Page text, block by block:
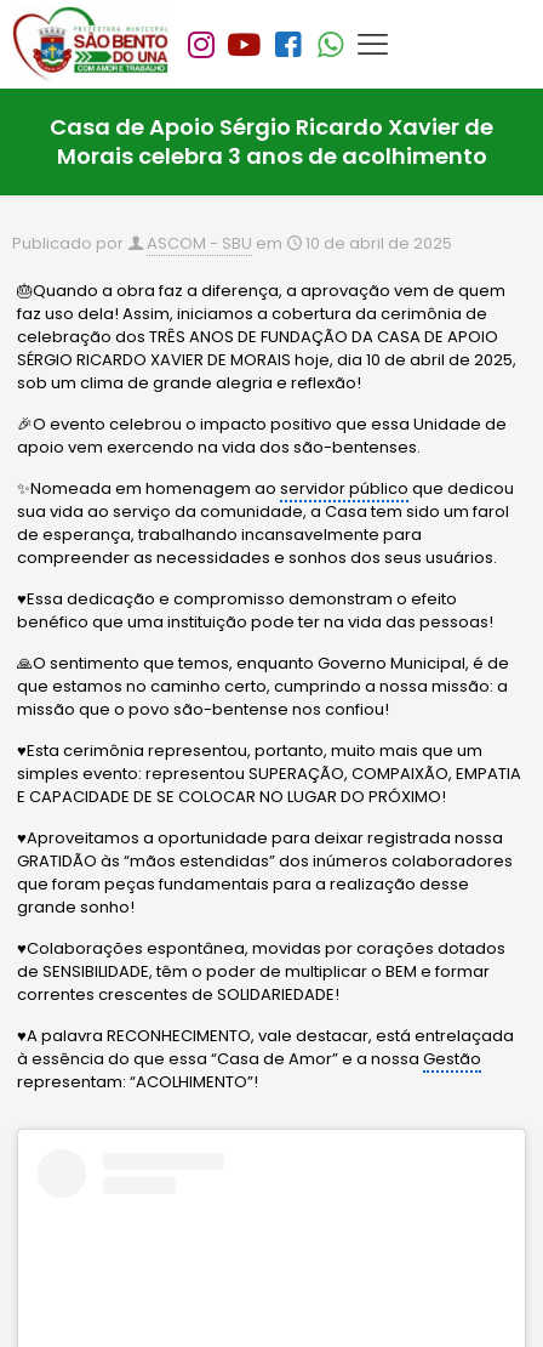
Casa de Apoio Sérgio Ricardo Xavier de
Morais celebra 3 anos de acolhimento
Publicado por ASCOM - SBU em 10 de abril de 2025
🎂Quando a obra faz a diferença, a aprovação vem de quem
faz uso dela! Assim, iniciamos a cobertura da cerimônia de
celebração dos TRÊS ANOS DE FUNDAÇÃO DA CASA DE APOIO
SÉRGIO RICARDO XAVIER DE MORAIS hoje, dia 10 de abril de 2025,
sob um clima de grande alegria e reflexão!
🎉O evento celebrou o impacto positivo que essa Unidade de
apoio vem exercendo na vida dos são-bentenses.
✨Nomeada em homenagem aoservidor público que dedicou
sua vida ao serviço da comunidade, a Casa tem sido um farol
de esperança, trabalhando incansavelmente para
compreender as necessidades e sonhos dos seus usuários.
♥️Essa dedicação e compromisso demonstram o efeito
benéfico que uma instituição pode ter na vida das pessoas!
🙏O sentimento que temos, enquanto Governo Municipal, é de
que estamos no caminho certo, cumprindo a nossa missão: a
missão que o povo são-bentense nos confiou!
♥️Esta cerimônia representou, portanto, muito mais que um
simples evento: representou SUPERAÇÃO, COMPAIXÃO, EMPATIA
E CAPACIDADE DE SE COLOCAR NO LUGAR DO PRÓXIMO!
♥️Aproveitamos a oportunidade para deixar registrada nossa
GRATIDÃO às “mãos estendidas” dos inúmeros colaboradores
que foram peças fundamentais para a realização desse
grande sonho!
♥️Colaborações espontânea, movidas por corações dotados
de SENSIBILIDADE, têm o poder de multiplicar o BEM e formar
correntes crescentes de SOLIDARIEDADE!
♥️A palavra RECONHECIMENTO, vale destacar, está entrelaçada
à essência do que essa “Casa de Amor” e a nossaGestão
representam: “ACOLHIMENTO”!